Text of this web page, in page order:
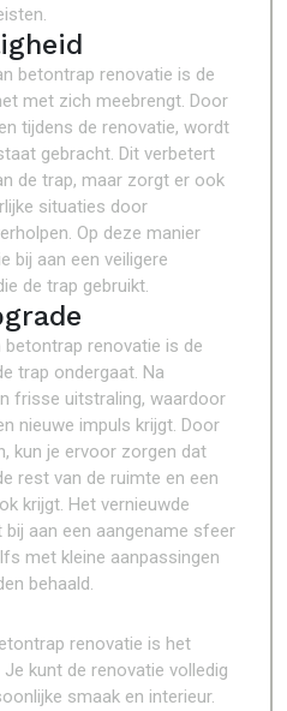
betontrap renovatie is de
met zich meebrengt. Door
tijdens de renovatie, wordt
gebracht. Dit verbetert
de trap, maar zorgt er ook
situaties door
Op deze manier
bij aan een veiligere
de trap gebruikt.
betontrap renovatie is de
trap ondergaat. Na
frisse uitstraling, waardoor
nieuwe impuls krijgt. Door
kun je ervoor zorgen dat
rest van de ruimte en een
krijgt. Het vernieuwde
bij aan een aangename sfeer
met kleine aanpassingen
behaald.
renovatie is het
kunt de renovatie volledig
smaak en interieur.